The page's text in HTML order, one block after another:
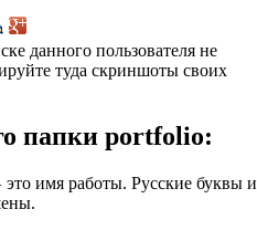
данного пользователя не
туда скриншоты своих
папки port­fo­lio:
имя работы. Русские буквы и